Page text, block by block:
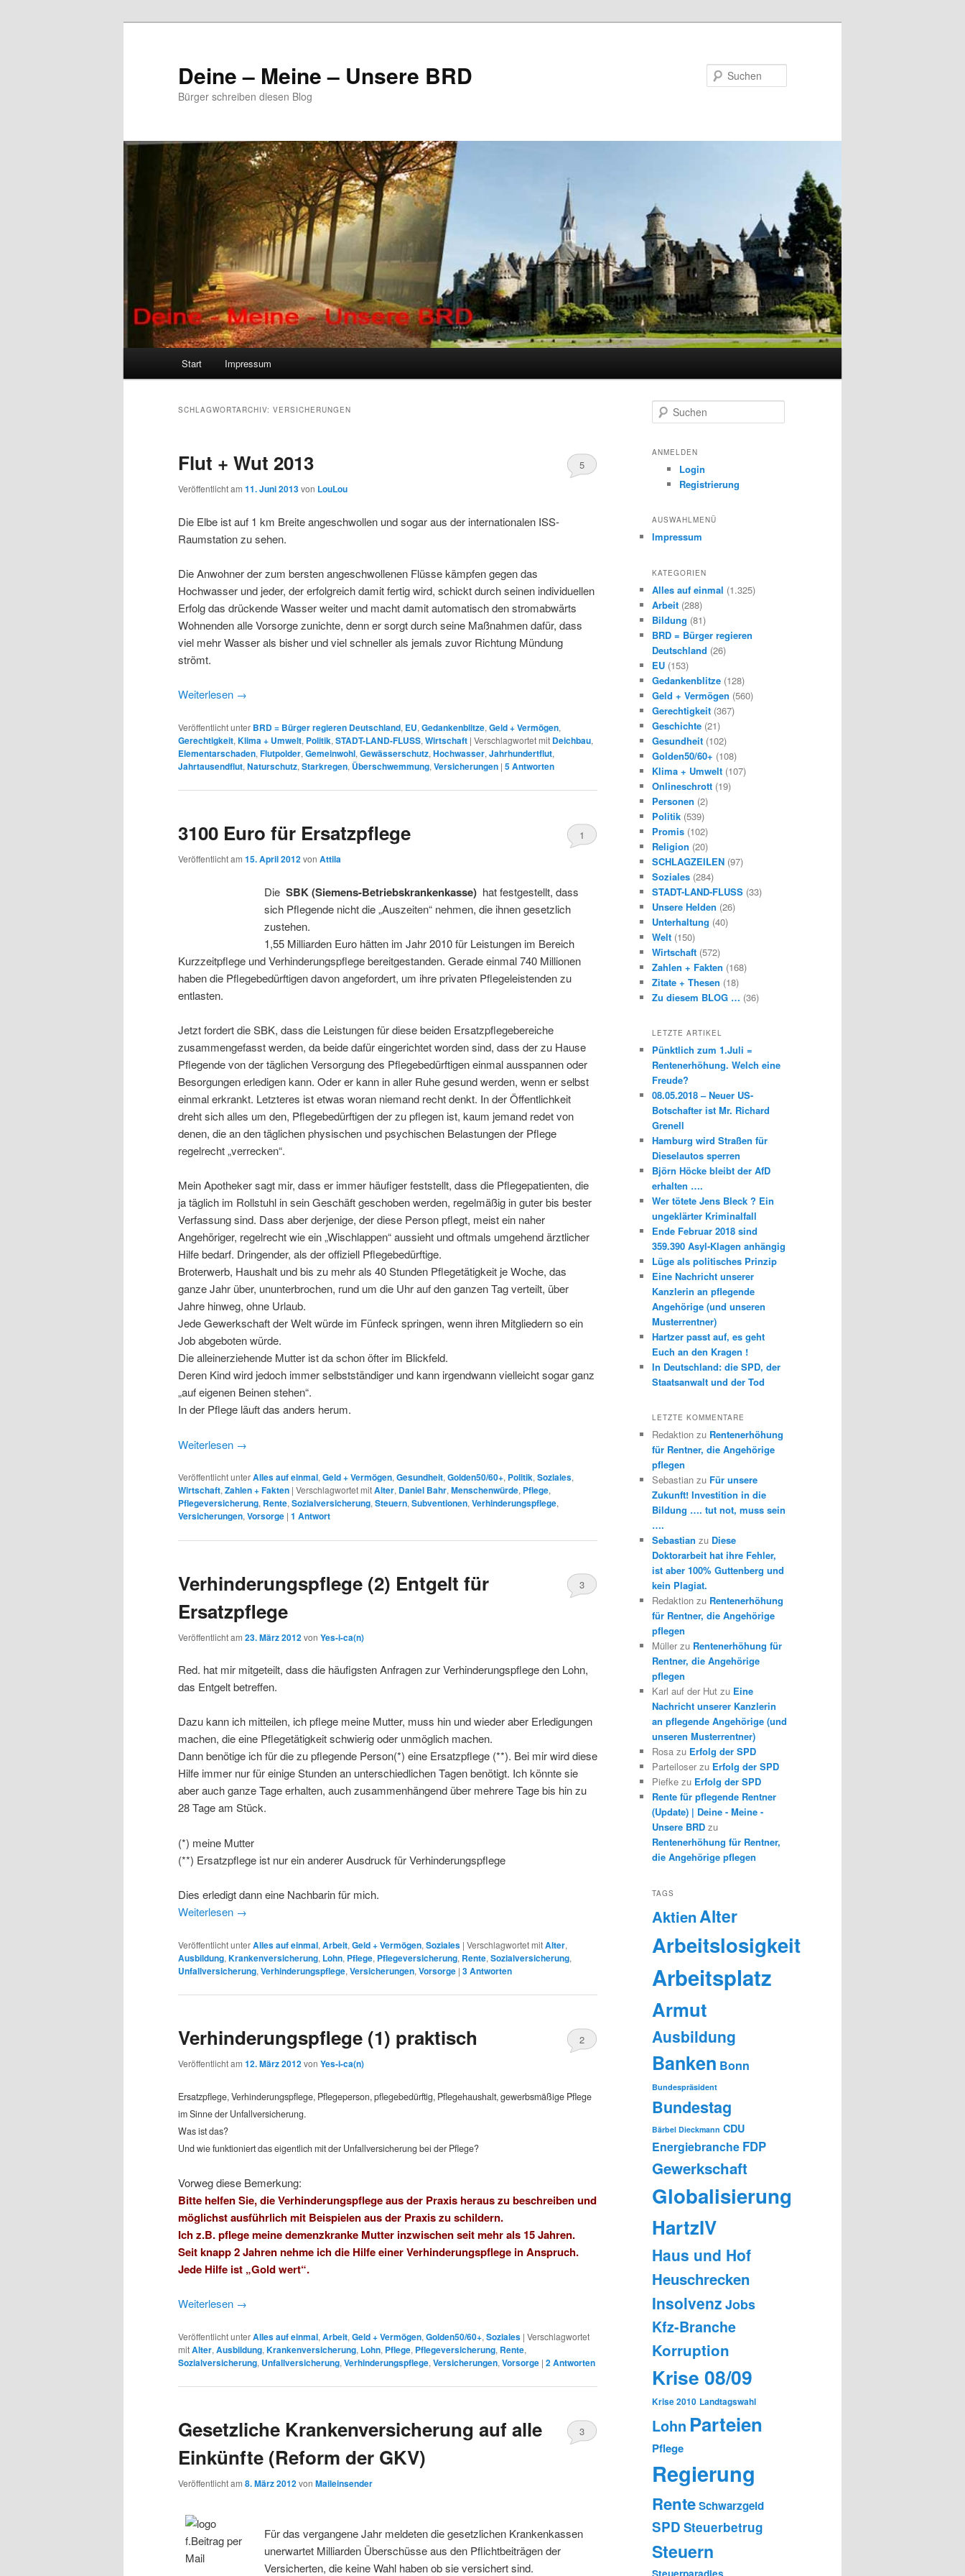
Deine – Meine – Unsere BRD
Bürger schreiben diesen Blog
Start Impressum
SCHLAGWORTARCHIV: VERSICHERUNGEN
Flut + Wut 2013
Veröffentlicht am 11. Juni 2013von LouLou
5
Die Elbe ist auf 1 km Breite angeschwollen und sogar aus der internationalen ISS-
Raumstation zu sehen.
Die Anwohner der zum bersten angeschwollenen Flüsse kämpfen gegen das
Hochwasser und jeder, der erfolgreich damit fertig wird, schickt durch seinen individuellen
Erfolg das drückende Wasser weiter und macht damit automatisch den stromabwärts
Wohnenden alle Vorsorge zunichte, denn er sorgt durch seine Maßnahmen dafür, dass
viel mehr Wasser als bisher und viel schneller als jemals zuvor Richtung Mündung
strömt.
Weiterlesen →
Veröffentlicht unter BRD = Bürger regieren Deutschland, EU, Gedankenblitze, Geld + Vermögen,
Gerechtigkeit, Klima + Umwelt, Politik, STADT-LAND-FLUSS, Wirtschaft | Verschlagwortet mit Deichbau,
Elementarschaden, Flutpolder, Gemeinwohl, Gewässerschutz, Hochwasser, Jahrhundertflut,
Jahrtausendflut, Naturschutz, Starkregen, Überschwemmung, Versicherungen | 5Antworten
3100 Euro für Ersatzpflege
Veröffentlicht am 15. April 2012von Attila
1
Die SBK (Siemens-Betriebskrankenkasse) hat festgestellt, dass
sich Pflegende nicht die „Auszeiten“ nehmen, die ihnen gesetzlich
zustehen.
1,55 Milliarden Euro hätten im Jahr 2010 für Leistungen im Bereich
Kurzzeitpflege und Verhinderungspflege bereitgestanden. Gerade einmal 740 Millionen
haben die Pflegebedürftigen davon angefordert, um ihre privaten Pflegeleistenden zu
entlasten.
Jetzt fordert die SBK, dass die Leistungen für diese beiden Ersatzpflegebereiche
zusammengefasst werden, da beide dafür eingerichtet worden sind, dass der zu Hause
Pflegende von der täglichen Versorgung des Pflegebedürftigen einmal ausspannen oder
Besorgungen erledigen kann. Oder er kann in aller Ruhe gesund werden, wenn er selbst
einmal erkrankt. Letzteres ist etwas woran niemand recht denkt. In der Öffentlichkeit
dreht sich alles um den, Pflegebedürftigen der zu pflegen ist, kaum jemand redet von
denen, die an den täglichen physischen und psychischen Belastungen der Pflege
regelrecht „verrecken“.
Mein Apotheker sagt mir, dass er immer häufiger feststellt, dass die Pflegepatienten, die
ja täglich im Rollstuhl in sein Geschäft geschoben werden, regelmäßig in guter bis bester
Verfassung sind. Dass aber derjenige, der diese Person pflegt, meist ein naher
Angehöriger, regelrecht wie ein „Wischlappen“ aussieht und oftmals umgehend ärztlicher
Hilfe bedarf. Dringender, als der offiziell Pflegebedürftige.
Broterwerb, Haushalt und bis zu mehr als 40 Stunden Pflegetätigkeit je Woche, das
ganze Jahr über, ununterbrochen, rund um die Uhr auf den ganzen Tag verteilt, über
Jahre hinweg, ohne Urlaub.
Jede Gewerkschaft der Welt würde im Fünfeck springen, wenn ihren Mitgliedern so ein
Job abgeboten würde.
Die alleinerziehende Mutter ist da schon öfter im Blickfeld.
Deren Kind wird jedoch immer selbstständiger und kann irgendwann vielleicht sogar ganz
„auf eigenen Beinen stehen“.
In der Pflege läuft das anders herum.
Weiterlesen →
Veröffentlicht unterAlles auf einmal, Geld + Vermögen, Gesundheit, Golden50/60+, Politik, Soziales,
Wirtschaft, Zahlen + Fakten | Verschlagwortet mitAlter, Daniel Bahr, Menschenwürde, Pflege,
Pflegeversicherung, Rente, Sozialversicherung, Steuern, Subventionen, Verhinderungspflege,
Versicherungen, Vorsorge | 1 Antwort
Verhinderungspflege (2) Entgelt für
Ersatzpflege
Veröffentlicht am 23. März 2012von Yes-i-ca(n)
3
Red. hat mir mitgeteilt, dass die häufigsten Anfragen zur Verhinderungspflege den Lohn,
das Entgelt betreffen.
Dazu kann ich mitteilen, ich pflege meine Mutter, muss hin und wieder aber Erledigungen
machen, die eine Pflegetätigkeit schwierig oder unmöglich machen.
Dann benötige ich für die zu pflegende Person(*) eine Ersatzpflege (**). Bei mir wird diese
Hilfe immer nur für einige Stunden an unterschiedlichen Tagen benötigt. Ich könnte sie
aber auch ganze Tage erhalten, auch zusammenhängend über mehrere Tage bis hin zu
28 Tage am Stück.
(*) meine Mutter
(**) Ersatzpflege ist nur ein anderer Ausdruck für Verhinderungspflege
Dies erledigt dann eine Nachbarin für mich.
Weiterlesen →
Veröffentlicht unterAlles auf einmal, Arbeit, Geld + Vermögen, Soziales | Verschlagwortet mitAlter,
Ausbildung, Krankenversicherung, Lohn, Pflege, Pflegeversicherung, Rente, Sozialversicherung,
Unfallversicherung, Verhinderungspflege, Versicherungen, Vorsorge | 3Antworten
Verhinderungspflege (1) praktisch
Veröffentlicht am 12. März 2012von Yes-i-ca(n)
2
Ersatzpflege, Verhinderungspflege, Pflegeperson, pflegebedürftig, Pflegehaushalt, gewerbsmäßige Pflege
im Sinne der Unfallversicherung.
Was ist das?
Und wie funktioniert das eigentlich mit der Unfallversicherung bei der Pflege?
Vorweg diese Bemerkung:
Bitte helfen Sie, die Verhinderungspflege aus der Praxis heraus zu beschreiben und
möglichst ausführlich mit Beispielen aus der Praxis zu schildern.
Ich z.B. pflege meine demenzkranke Mutter inzwischen seit mehr als 15 Jahren.
Seit knapp 2 Jahren nehme ich die Hilfe einer Verhinderungspflege in Anspruch.
Jede Hilfe ist „Gold wert“.
Weiterlesen →
Veröffentlicht unterAlles auf einmal, Arbeit, Geld + Vermögen, Golden50/60+, Soziales | Verschlagwortet
mitAlter, Ausbildung, Krankenversicherung, Lohn, Pflege, Pflegeversicherung, Rente,
Sozialversicherung, Unfallversicherung, Verhinderungspflege, Versicherungen, Vorsorge | 2Antworten
Gesetzliche Krankenversicherung auf alle
Einkünfte (Reform der GKV)
Veröffentlicht am 8. März 2012von Maileinsender
3
Für das vergangene Jahr meldeten die gesetzlichen Krankenkassen
unerwartet Milliarden Überschüsse aus den Pflichtbeiträgen der
Versicherten, die keine Wahl haben ob sie versichert sind.
u
h
ANMELDEN
Login
Registrierung
AUSWAHLMENÜ
Impressum
KATEGORIEN
Alles auf einmal (1.325)
Arbeit (288)
Bildung (81)
BRD = Bürger regieren
Deutschland (26)
EU (153)
Gedankenblitze (128)
Geld + Vermögen (560)
Gerechtigkeit (367)
Geschichte (21)
Gesundheit (102)
Golden50/60+ (108)
Klima + Umwelt (107)
Onlineschrott (19)
Personen (2)
Politik (539)
Promis (102)
Religion (20)
SCHLAGZEILEN (97)
Soziales (284)
STADT-LAND-FLUSS (33)
Unsere Helden (26)
Unterhaltung (40)
Welt (150)
Wirtschaft (572)
Zahlen + Fakten (168)
Zitate + Thesen (18)
Zu diesem BLOG … (36)
LETZTE ARTIKEL
Pünktlich zum 1.Juli =
Rentenerhöhung. Welch eine
Freude?
08.05.2018 – Neuer US-
Botschafter ist Mr. Richard
Grenell
Hamburg wird Straßen für
Dieselautos sperren
Björn Höcke bleibt der AfD
erhalten ….
Wer tötete Jens Bleck ? Ein
ungeklärter Kriminalfall
Ende Februar 2018 sind
359.390 Asyl-Klagen anhängig
Lüge als politisches Prinzip
Eine Nachricht unserer
Kanzlerin an pflegende
Angehörige (und unseren
Musterrentner)
Hartzer passt auf, es geht
Euch an den Kragen !
In Deutschland: die SPD, der
Staatsanwalt und der Tod
LETZTE KOMMENTARE
Redaktion zu Rentenerhöhung
für Rentner, die Angehörige
pflegen
Sebastian zu Für unsere
Zukunft! Investition in die
Bildung …. tut not, muss sein
….
Sebastian zu Diese
Doktorarbeit hat ihre Fehler,
ist aber 100% Guttenberg und
kein Plagiat.
Redaktion zu Rentenerhöhung
für Rentner, die Angehörige
pflegen
Müller zu Rentenerhöhung für
Rentner, die Angehörige
pflegen
Karl auf der Hut zu Eine
Nachricht unserer Kanzlerin
an pflegende Angehörige (und
unseren Musterrentner)
Rosa zu Erfolg der SPD
Parteiloser zu Erfolg der SPD
Piefke zu Erfolg der SPD
Rente für pflegende Rentner
(Update) | Deine - Meine -
Unsere BRD zu
Rentenerhöhung für Rentner,
die Angehörige pflegen
TAGS
AktienAlter
Arbeitslosigkeit
Arbeitsplatz
Armut
Ausbildung
Banken Bonn
Bundespräsident
Bundestag
Bärbel Dieckmann CDU
Energiebranche FDP
Gewerkschaft
Globalisierung
HartzIV
Haus und Hof
Heuschrecken
Insolvenz Jobs
Kfz-Branche
Korruption
Krise 08/09
Krise 2010 Landtagswahl
Lohn Parteien
Pflege
Regierung
RenteSchwarzgeld
SPD Steuerbetrug
Steuern